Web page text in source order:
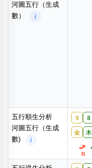
河圖五行（生成
數）
i
五行順生分析
河圖五行（生成
數)
i
9 8
金 木
剋